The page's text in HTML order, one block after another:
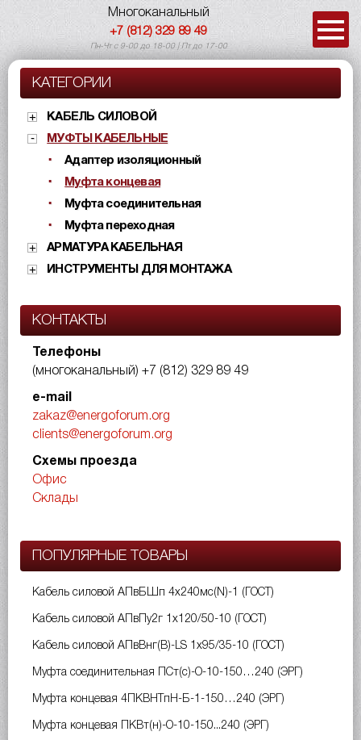
Многоканальный
+7 (812) 329 89 49
Пн-Чт с 9-00 до 18-00 | Пт до 17-00
КАТЕГОРИИ
КАБЕЛЬ СИЛОВОЙ
МУФТЫ КАБЕЛЬНЫЕ
Адаптер изоляционный
Муфта концевая
Муфта соединительная
Муфта переходная
АРМАТУРА КАБЕЛЬНАЯ
ИНСТРУМЕНТЫ ДЛЯ МОНТАЖА
КОНТАКТЫ
Телефоны
(многоканальный) +7 (812) 329 89 49
e-mail
zakaz@energoforum.org
clients@energoforum.org
Схемы проезда
Офис
Склады
ПОПУЛЯРНЫЕ ТОВАРЫ
Кабель силовой АПвБШп 4х240мс(N)-1 (ГОСТ)
Кабель силовой АПвПу2г 1х120/50-10 (ГОСТ)
Кабель силовой АПвВнг(B)-LS 1х95/35-10 (ГОСТ)
Муфта соединительная ПСт(с)-О-10-150…240 (ЭРГ)
Муфта концевая 4ПКВНТпН-Б-1-150…240 (ЭРГ)
Муфта концевая ПКВт(н)-О-10-150...240 (ЭРГ)